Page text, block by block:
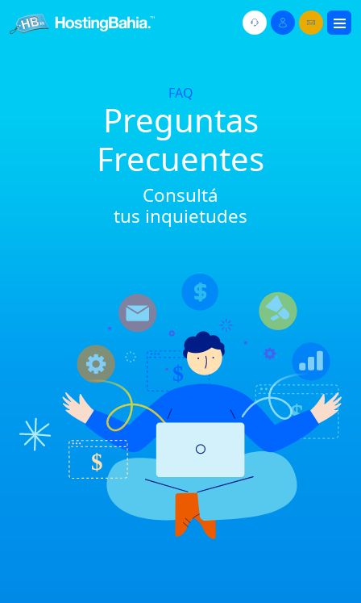
FAQ
Preguntas
Frecuentes
Consultá
tus inquietudes